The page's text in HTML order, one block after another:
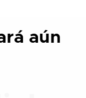
aún